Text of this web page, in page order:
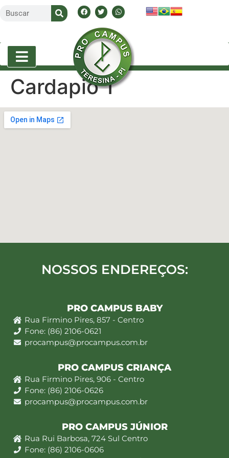
Cardapio 1
NOSSOS ENDEREÇOS:
PRO CAMPUS BABY
Rua Firmino Pires, 857 - Centro
Fone: (86) 2106-0621
procampus@procampus.com.br
PRO CAMPUS CRIANÇA
Rua Firmino Pires, 906 - Centro
Fone: (86) 2106-0626
procampus@procampus.com.br
PRO CAMPUS JÚNIOR
Rua Rui Barbosa, 724 Sul Centro
Fone: (86) 2106-0606